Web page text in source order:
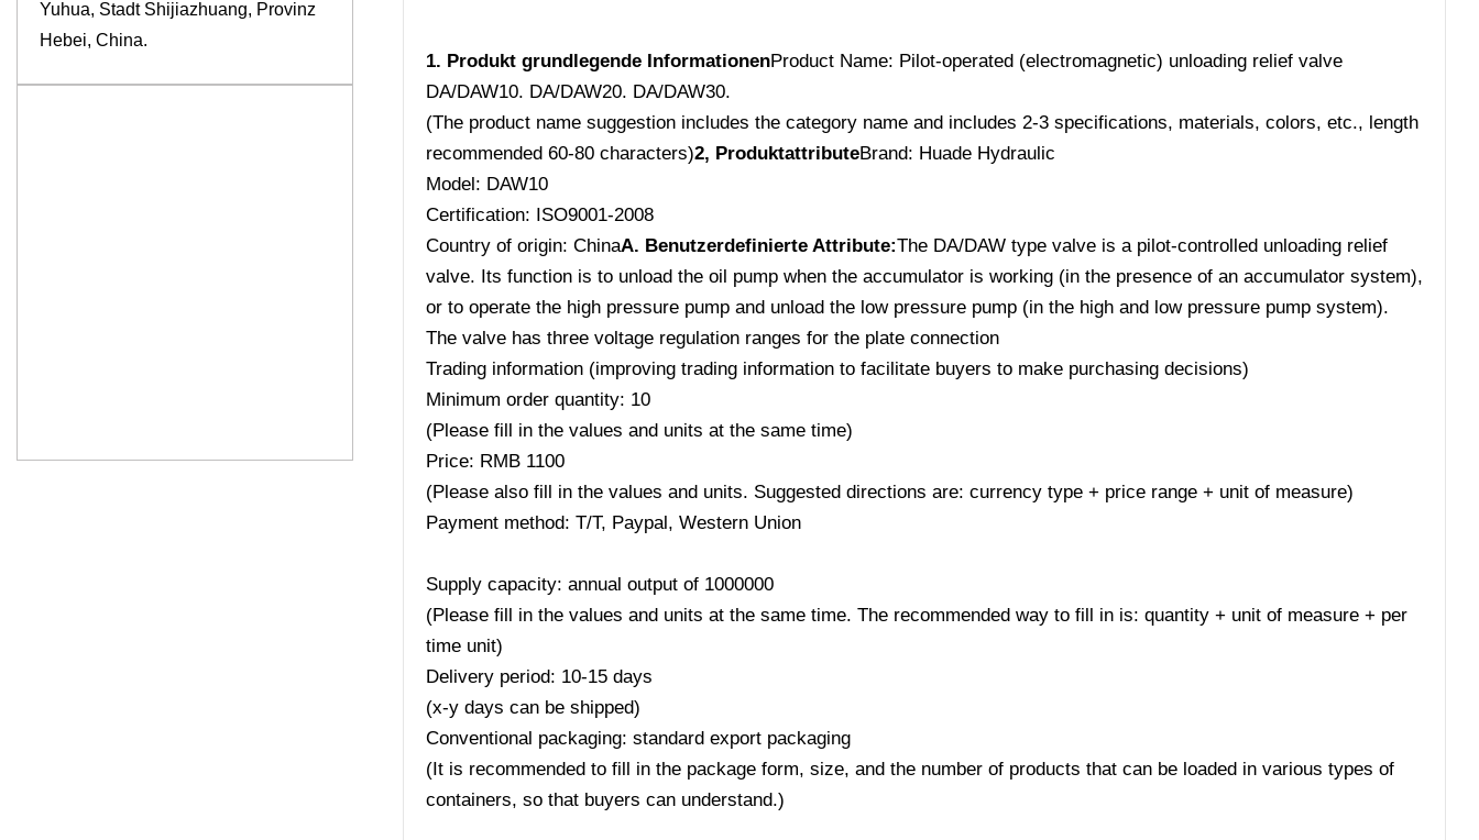
Yuhua, Stadt Shijiazhuang, Provinz
Hebei, China.
1. Produkt grundlegende InformationenProduct Name: Pilot-operated (electromagnetic) unloading relief valve
DA/DAW10. DA/DAW20. DA/DAW30.
(The product name suggestion includes the category name and includes 2-3 specifications, materials, colors, etc., length
recommended 60-80 characters)2, ProduktattributeBrand: Huade Hydraulic
Model: DAW10
Certification: ISO9001-2008
Country of origin: ChinaA. Benutzerdefinierte Attribute:The DA/DAW type valve is a pilot-controlled unloading relief
valve. Its function is to unload the oil pump when the accumulator is working (in the presence of an accumulator system),
or to operate the high pressure pump and unload the low pressure pump (in the high and low pressure pump system).
The valve has three voltage regulation ranges for the plate connection
Trading information (improving trading information to facilitate buyers to make purchasing decisions)
Minimum order quantity: 10
(Please fill in the values ​​and units at the same time)
Price: RMB 1100
(Please also fill in the values ​​and units. Suggested directions are: currency type + price range + unit of measure)
Payment method: T/T, Paypal, Western Union
Supply capacity: annual output of 1000000
(Please fill in the values ​​and units at the same time. The recommended way to fill in is: quantity + unit of measure + per
time unit)
Delivery period: 10-15 days
(x-y days can be shipped)
Conventional packaging: standard export packaging
(It is recommended to fill in the package form, size, and the number of products that can be loaded in various types of
containers, so that buyers can understand.)